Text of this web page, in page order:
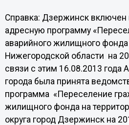
Справка: Дзержинск включен
адресную программу
аварийного жилищного фонда
Нижегородской области на
связи с этим 16.08.2013 года
города была принята
программа «Переселение
жилищного фонда на
округа город Дзержинск на